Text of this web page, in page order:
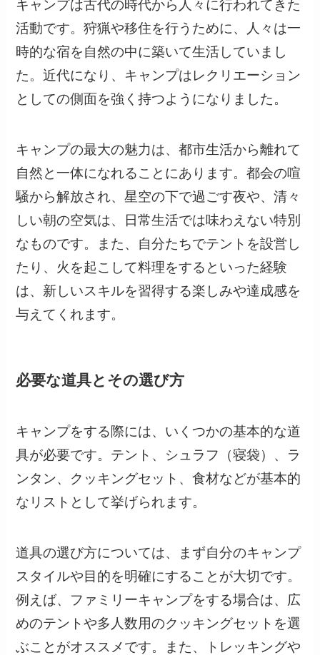
キャンプは古代の時代から人々に行われてきた
活動です。狩猟や移住を行うために、人々は一
時的な宿を自然の中に築いて生活していまし
た。近代になり、キャンプはレクリエーション
としての側面を強く持つようになりました。
キャンプの最大の魅力は、都市生活から離れて
自然と一体になれることにあります。都会の喧
騒から解放され、星空の下で過ごす夜や、清々
しい朝の空気は、日常生活では味わえない特別
なものです。また、自分たちでテントを設営し
たり、火を起こして料理をするといった経験
は、新しいスキルを習得する楽しみや達成感を
与えてくれます。
必要な道具とその選び方
キャンプをする際には、いくつかの基本的な道
具が必要です。テント、シュラフ（寝袋）、ラ
ンタン、クッキングセット、食材などが基本的
なリストとして挙げられます。
道具の選び方については、まず自分のキャンプ
スタイルや目的を明確にすることが大切です。
例えば、ファミリーキャンプをする場合は、広
めのテントや多人数用のクッキングセットを選
ぶことがオススメです。また、トレッキングや